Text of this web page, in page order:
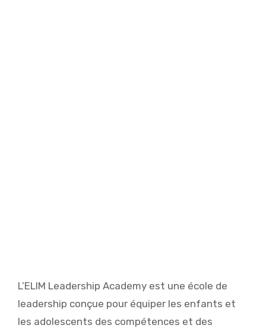
L’ELIM Leadership Academy est une école de
leadership conçue pour équiper les enfants et
les adolescents des compétences et des